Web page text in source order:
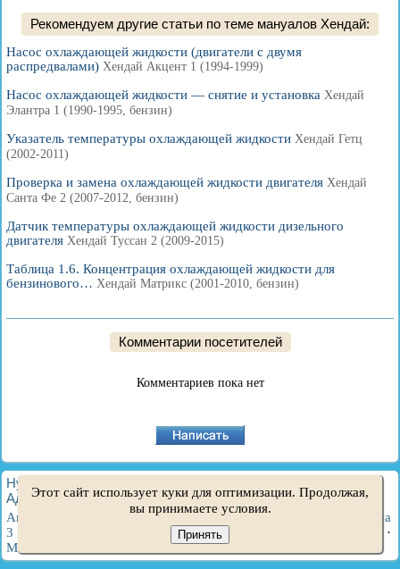
Рекомендуем другие статьи по теме мануалов Хендай:
Насос охлаждающей жидкости (двигатели с двумя
распредвалами) Хендай Акцент 1 (1994-1999)
Насос охлаждающей жидкости — снятие и установка Хендай
Элантра 1 (1990-1995, бензин)
Указатель температуры охлаждающей жидкости Хендай Гетц
(2002-2011)
Проверка и замена охлаждающей жидкости двигателя Хендай
Санта Фе 2 (2007-2012, бензин)
Датчик температуры охлаждающей жидкости дизельного
двигателя Хендай Туссан 2 (2009-2015)
Таблица 1.6. Концентрация охлаждающей жидкости для
бензинового… Хендай Матрикс (2001-2010, бензин)
Комментарии посетителей
Комментариев пока нет
HyundaiBook.ru © 2018-2026
·
Администрация·Поиск по сайту·Владельцам Хендай
Акцент 1 ·Акцент 3·Элантра 1·
Элантра
3
Соната 4·Санта Фе 2
·
Матрикс
Этот сайт использует куки для оптимизации. Продолжая,
вы принимаете условия.
Принять